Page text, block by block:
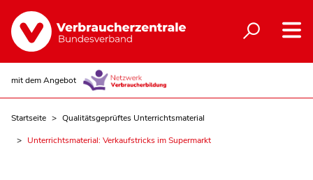
mit dem Angebot
Startseite
Qualitätsgeprüftes Unterrichtsmaterial
Unterrichtsmaterial: Verkaufstricks im Supermarkt